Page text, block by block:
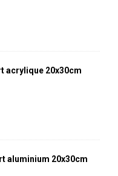
acrylique 20x30cm
aluminium 20x30cm